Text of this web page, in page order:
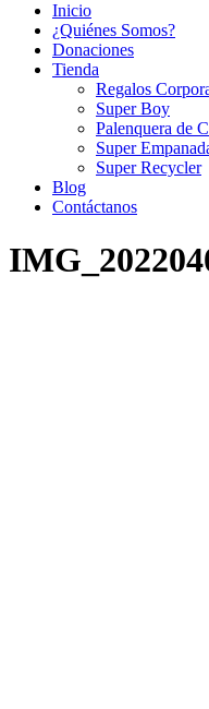
Inicio
¿Quiénes Somos?
Donaciones
Tienda
Regalos
Super Boy
Palenquera de
Super
Super Recycler
Blog
Contáctanos